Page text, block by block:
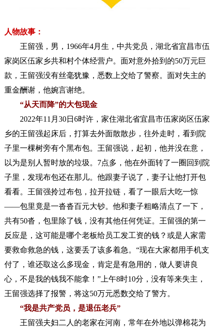
人物故事：
王留强，男，1966年4月生，中共党员，湖北省宜昌市伍
家岗区伍家乡共和村个体经营户。面对意外拾到的50万元巨
款，王留强没有丝毫犹豫，悉数上交给了警察。面对失主的
重金酬谢，他婉言谢绝。
“从天而降”的大包现金
2022年11月30日6时许，家住湖北省宜昌市伍家岗区伍家
乡的王留强起床后，打算去外面散散步，往外走时，看到院
子里一棵树旁有个黑布包。王留强说，起初，他并没在意，
以为是别人暂时放的垃圾。7点多，他在外面转了一圈回到院
子里，发现布包还在那儿。他跟妻子说了，妻子让他打开包
看看。王留强拎过布包，拉开拉链，看了一眼后大吃一惊
——包里竟是一沓沓百元大钞。他和妻子粗略清点了一下，
共有50沓，包里除了钱，没有其他任何凭证。王留强的第一
反应是，这可能是哪个老板给员工发工资的钱？或是人家需
要救命救急的钱，这要丢了该多着急。“现在大家都用手机支
付了，谁还取这么多现金，肯定是有急用的，做人要讲良
心，不是我的钱我不能拿！”上午8时10分，没有等来失主，
王留强选择了报警，将这50万元悉数交给了警方。
“我是共产党员，是退伍老兵”
王留强夫妇二人的老家在河南，常年在外地以弹棉花为